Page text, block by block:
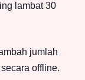
lambat 30
jumlah
offline.